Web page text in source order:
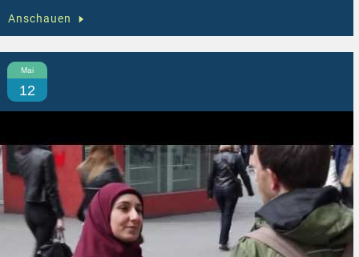
geplante Massenhinrichtung in Ägypten
Anschauen
Mai
12